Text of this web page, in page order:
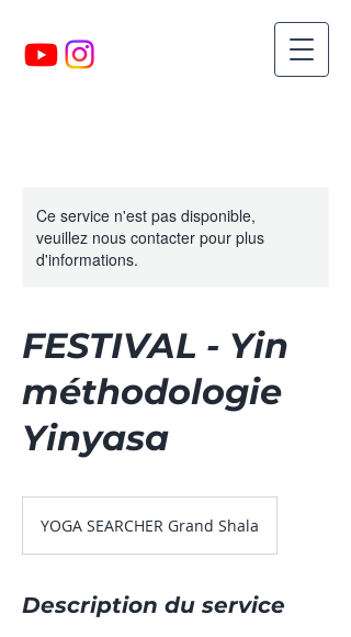
Ce service n'est pas disponible,
veuillez nous contacter pour plus
d'informations.
FESTIVAL - Yin
méthodologie
Yinyasa
YOGA SEARCHER Grand Shala
Description du service